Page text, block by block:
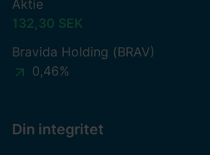
Aktie
132,30 SEK
Bravida Holding (BRAV)
0,46%
Din integritet